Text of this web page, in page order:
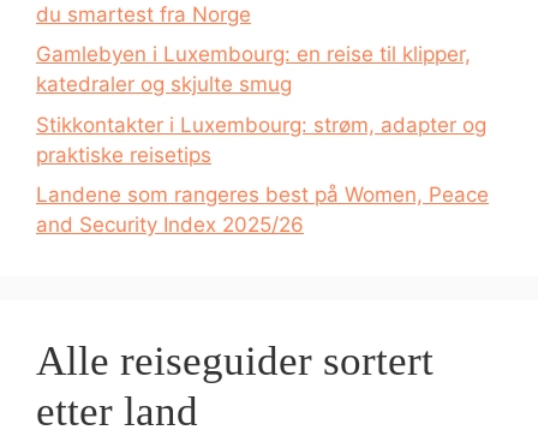
du smartest fra Norge
Gamlebyen i Luxembourg: en reise til klipper,
katedraler og skjulte smug
Stikkontakter i Luxembourg: strøm, adapter og
praktiske reisetips
Landene som rangeres best på Women, Peace
and Security Index 2025/26
Alle reiseguider sortert
etter land